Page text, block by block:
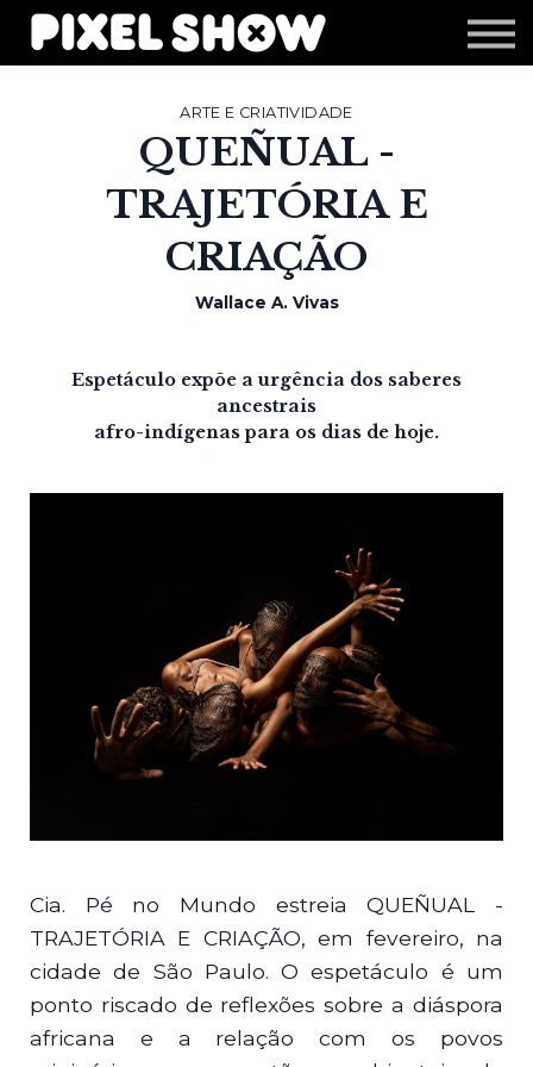
Shop
Revista Zupi
Editais
Login
ARTE E CRIATIVIDADE
QUEÑUAL -
TRAJETÓRIA E
CRIAÇÃO
Wallace A. Vivas
Espetáculo expõe a urgência dos saberes
ancestrais
afro-indígenas para os dias de hoje.
Cia. Pé no Mundo estreia QUEÑUAL -
TRAJETÓRIA E CRIAÇÃO, em fevereiro, na
cidade de São Paulo. O espetáculo é um
ponto riscado de reflexões sobre a diáspora
africana e a relação com os povos